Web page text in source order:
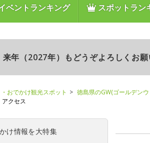
ベントランキング スポットラン
年（2027年）もどうぞよろしくお願
おでかけ観光スポット
徳島県のGW(ゴールデン
アクセス
け情報を大特集